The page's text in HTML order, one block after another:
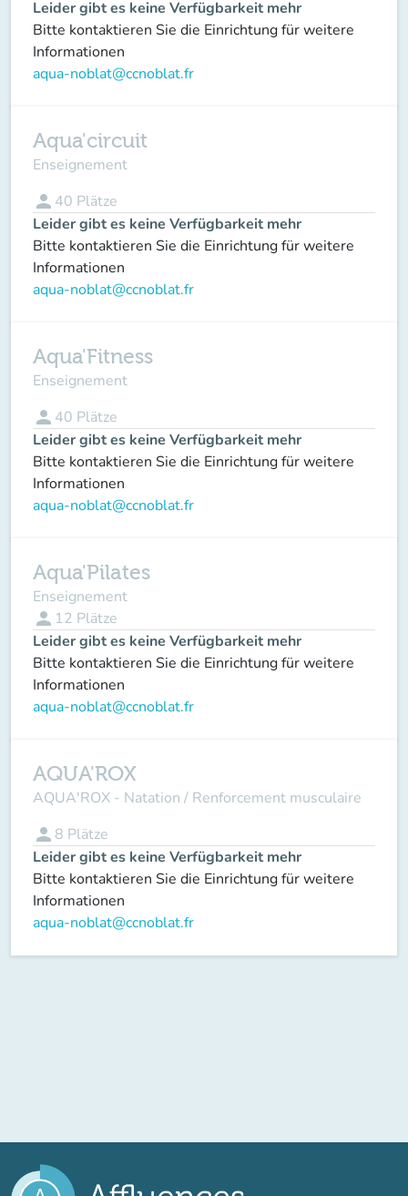
Leider gibt es keine Verfügbarkeit mehr
Bitte kontaktieren Sie die Einrichtung für weitere
Informationen
aqua-noblat@ccnoblat.fr
Aqua'circuit
Enseignement
person 40 Plätze
Leider gibt es keine Verfügbarkeit mehr
Bitte kontaktieren Sie die Einrichtung für weitere
Informationen
aqua-noblat@ccnoblat.fr
Aqua'Fitness
Enseignement
person 40 Plätze
Leider gibt es keine Verfügbarkeit mehr
Bitte kontaktieren Sie die Einrichtung für weitere
Informationen
aqua-noblat@ccnoblat.fr
Aqua'Pilates
Enseignement
person 12 Plätze
Leider gibt es keine Verfügbarkeit mehr
Bitte kontaktieren Sie die Einrichtung für weitere
Informationen
aqua-noblat@ccnoblat.fr
AQUA'ROX
AQUA'ROX - Natation / Renforcement musculaire
person 8 Plätze
Leider gibt es keine Verfügbarkeit mehr
Bitte kontaktieren Sie die Einrichtung für weitere
Informationen
aqua-noblat@ccnoblat.fr